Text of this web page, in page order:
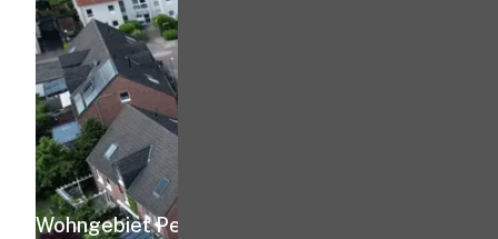
Wohngebiet Peifersbusch